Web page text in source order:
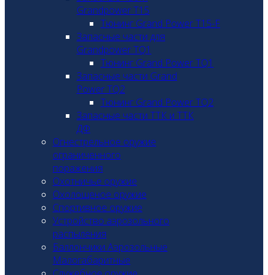
Grandpower T15
Тюнинг Grand Power T15-F
Запасные части для
Grandpower TQ1
Тюнинг Grand Power TQ1
Запасные части Grand
Power TQ2
Тюнинг Grand Power TQ2
Запасные части ТТК и ТТК
ДФ
Огнестрельное оружие
ограниченного
поражения
Охотничье оружие
Охолощеное оружие
Спортивное оружие
Устройство аэрозольного
распыления
Баллончики Аэрозольные
Малогабаритные